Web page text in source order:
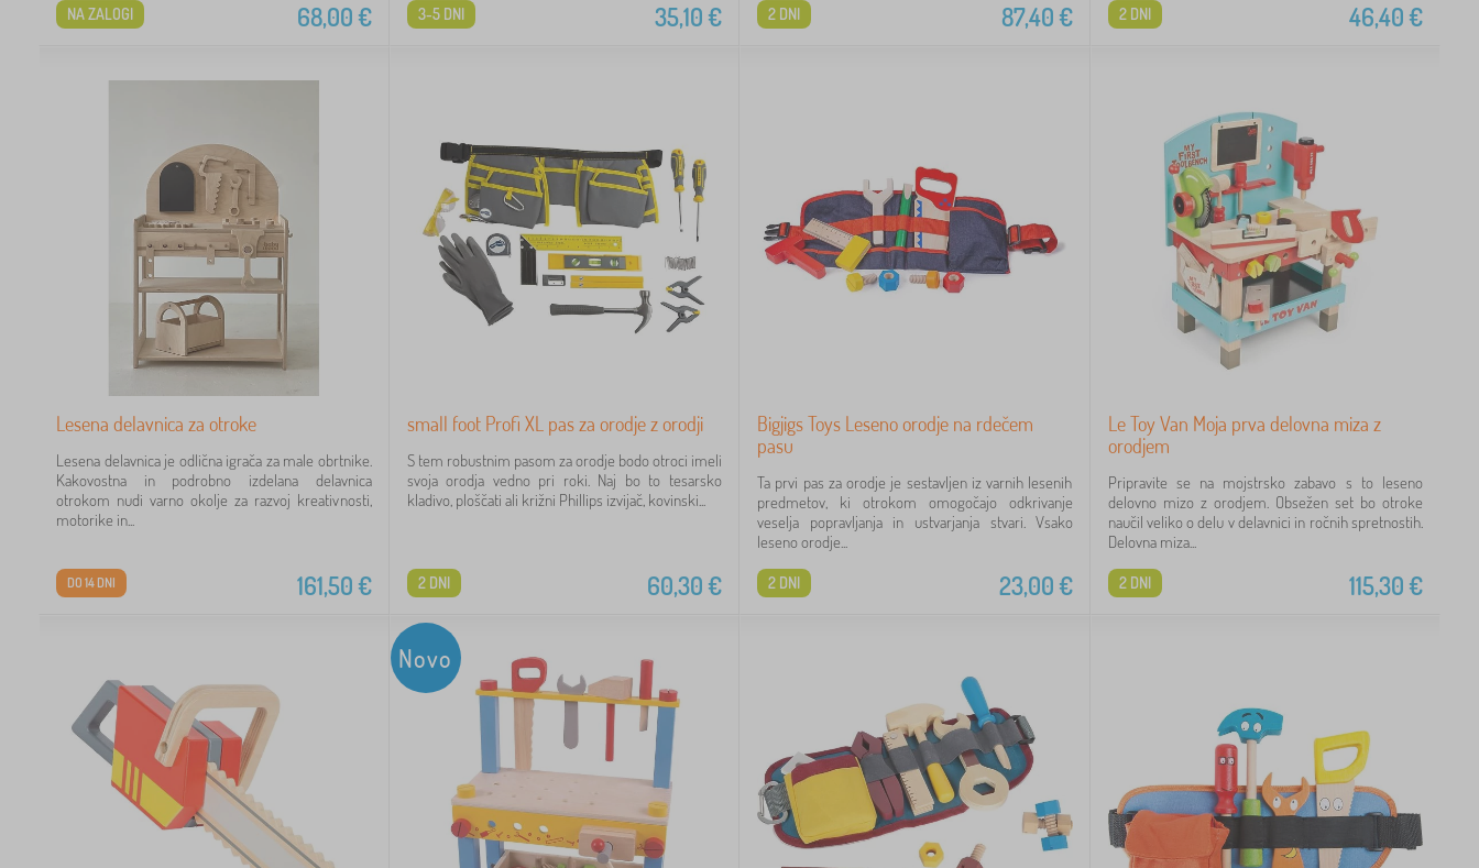
68,00€
NA ZALOGI 35,10€
3-5 DNI 87,40€
2 DNI 46,40€
2 DNI
Lesena delavnica za otroke
Lesena delavnica je odlična igrača za male obrtnike.
Kakovostna in podrobno izdelana delavnica
otrokom nudi varno okolje za razvoj kreativnosti,
motorike in...
161,50€
DO 14 DNI
small foot Profi XL pas za orodje z orodji
S tem robustnim pasom za orodje bodo otroci imeli
svoja orodja vedno pri roki. Naj bo to tesarsko
kladivo, ploščati ali križni Phillips izvijač, kovinski...
60,30€
2 DNI
Bigjigs Toys Leseno orodje na rdečem
pasu
Ta prvi pas za orodje je sestavljen iz varnih lesenih
predmetov, ki otrokom omogočajo odkrivanje
veselja popravljanja in ustvarjanja stvari. Vsako
leseno orodje...
23,00€
2 DNI
Le Toy Van Moja prva delovna miza z
orodjem
Pripravite se na mojstrsko zabavo s to leseno
delovno mizo z orodjem. Obsežen set bo otroke
naučil veliko o delu v delavnici in ročnih spretnostih.
Delovna miza...
115,30€
2 DNI
Novo